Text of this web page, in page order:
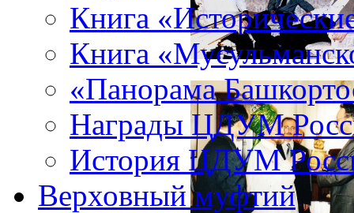
Книга
Книга
«Панорама
Награды ЦДУМ
История ЦДУМ
Верховный муфтий